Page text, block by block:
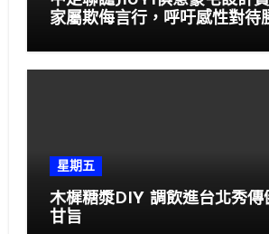
家屬欺侮言行，呼吁感性對待
星期五
木樨糖漿DIY 調飲進台北秀傳
甘旨